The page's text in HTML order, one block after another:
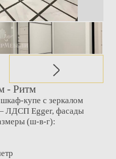
- Ритм
купе с зеркалом
ЛДСП Egger, фасады
(ш-в-г):